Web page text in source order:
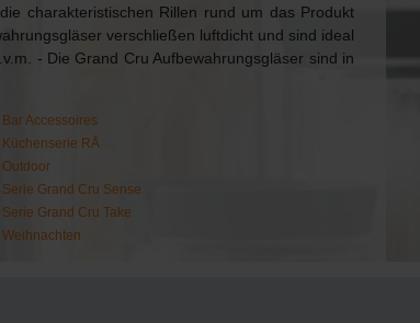
charakteristischen Rillen rund um das Produkt
verschließen luftdicht und sind ideal
- Die Grand Cru Aufbewahrungsgläser sind in
Bar Accessoires
Küchenserie RÅ
Outdoor
Serie Grand Cru Sense
Serie Grand Cru Take
Weihnachten